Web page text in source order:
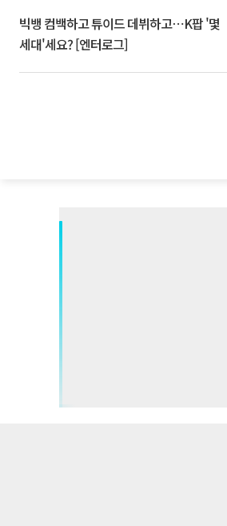
빅뱅 컴백하고 튜이드 데뷔하고⋯K팝 '몇
세대'세요? [엔터로그]